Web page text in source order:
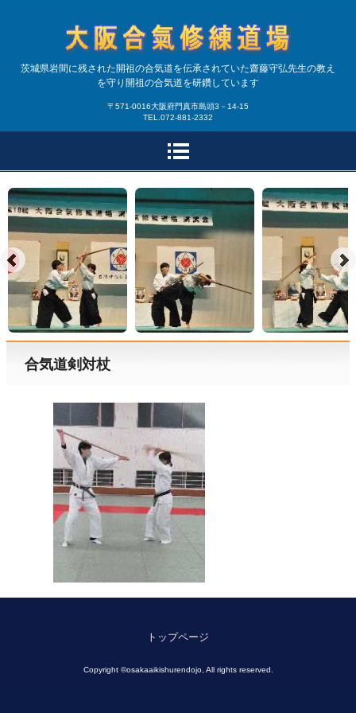
合気道大阪合氣修練道場|
大阪・兵庫で開祖の合気
道を研鑽
茨城県岩間に残された開祖の合気道を伝承されていた齋藤守弘先生の教え
を守り開祖の合気道を研鑽しています
〒571-0016大阪府門真市島頭3－14-15
TEL.072-881-2332
合気道剣対杖
トップページ
Copyright ©osakaaikishurendojo, All rights reserved.